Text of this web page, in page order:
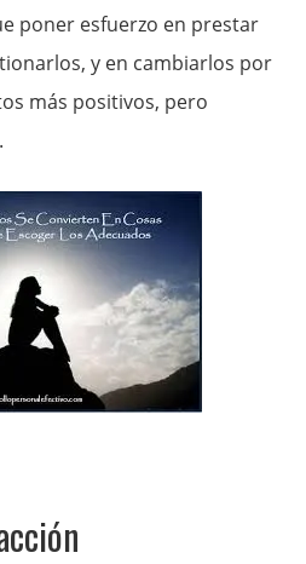
poner esfuerzo en prestar
y en cambiarlos por
más positivos, pero